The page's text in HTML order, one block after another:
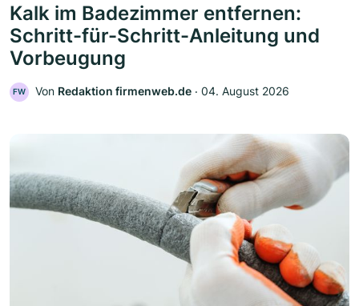
Kalk im Badezimmer entfernen:
Schritt-für-Schritt-Anleitung und
Vorbeugung
FW Von Redaktion firmenweb.de ‧ 04. August 2026